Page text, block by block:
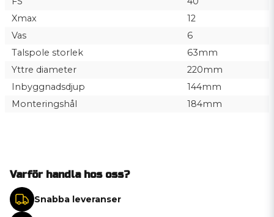
Xmax
12
Vas
6
Talspole storlek
63mm
Yttre diameter
220mm
Inbyggnadsdjup
144mm
Monteringshål
184mm
Varför handla hos oss?
Snabba leveranser